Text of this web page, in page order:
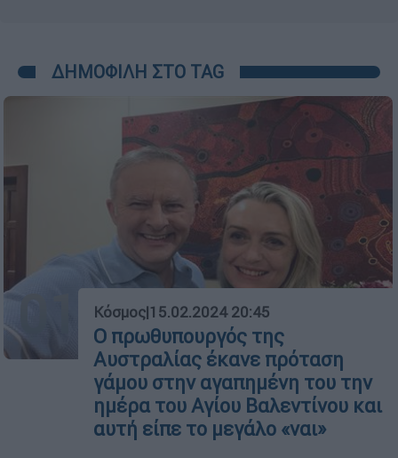
ΔΗΜΟΦΙΛΗ ΣΤΟ TAG
Κόσμος|15.02.2024 20:45
Ο πρωθυπουργός της
Αυστραλίας έκανε πρόταση
γάμου στην αγαπημένη του την
ημέρα του Αγίου Βαλεντίνου και
αυτή είπε το μεγάλο «ναι»